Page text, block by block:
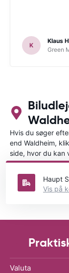
K
Klaus
Green
Hvis du søger
end Waldheim,
side, hvor du kan
leje en bil.
Haupt
Vis på
Valuta